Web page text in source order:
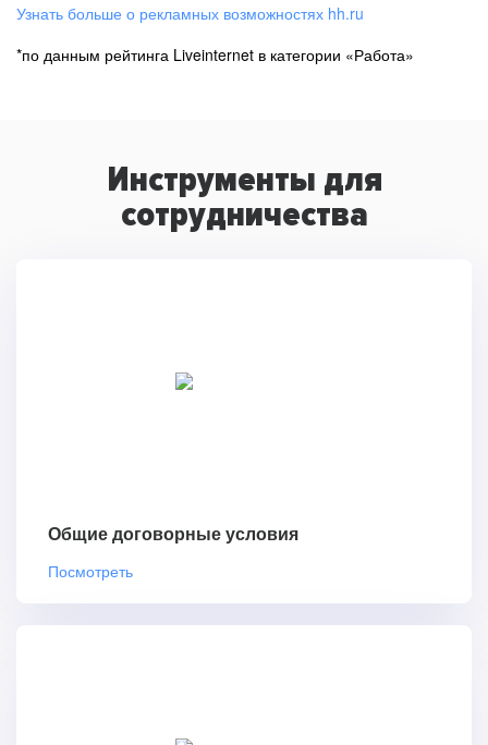
Узнать больше о рекламных возможностях hh.ru
*по данным рейтинга Liveinternet в категории «Работа»
Инструменты для
сотрудничества
Общие договорные условия
Посмотреть